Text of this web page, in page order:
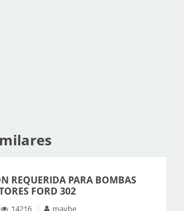
REQUERIDA PARA BOMBAS
FORD 302
14216 maybe